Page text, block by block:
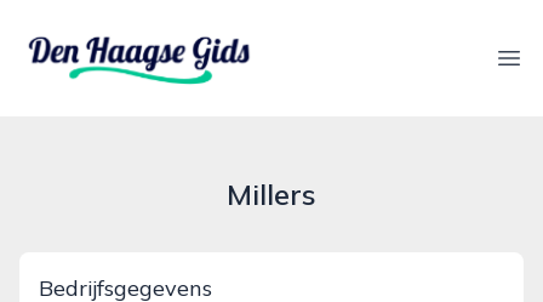
denhaagsegids.nl
Millers
Bedrijfsgegevens